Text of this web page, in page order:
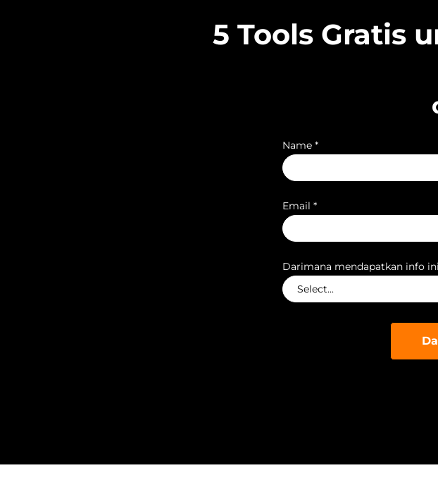
5 Tools Gratis
Name *
Email *
Darimana mendapatkan info